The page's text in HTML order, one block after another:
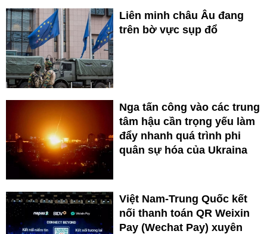
Liên minh châu Âu đang
trên bờ vực sụp đổ
Nga tấn công vào các trung
tâm hậu cần trọng yếu làm
đẩy nhanh quá trình phi
quân sự hóa của Ukraina
Việt Nam-Trung Quốc kết
nối thanh toán QR Weixin
Pay (Wechat Pay) xuyên